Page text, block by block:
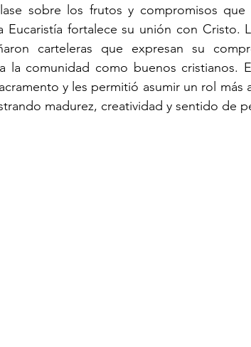
sobre los frutos y compromisos que
Eucaristía fortalece su unión con Cristo.
carteleras que expresan su
la comunidad como buenos cristianos.
y les permitió asumir un rol más
madurez, creatividad y sentido de